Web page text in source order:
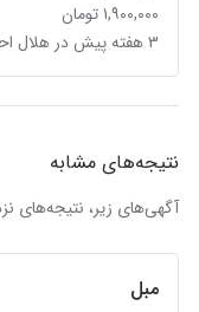
۱,۹۰۰,۰۰۰ تومان
۳ هفته پیش در هلال احمر
نتیجه‌های مشابه
آگهی‌های زیر،
مبل